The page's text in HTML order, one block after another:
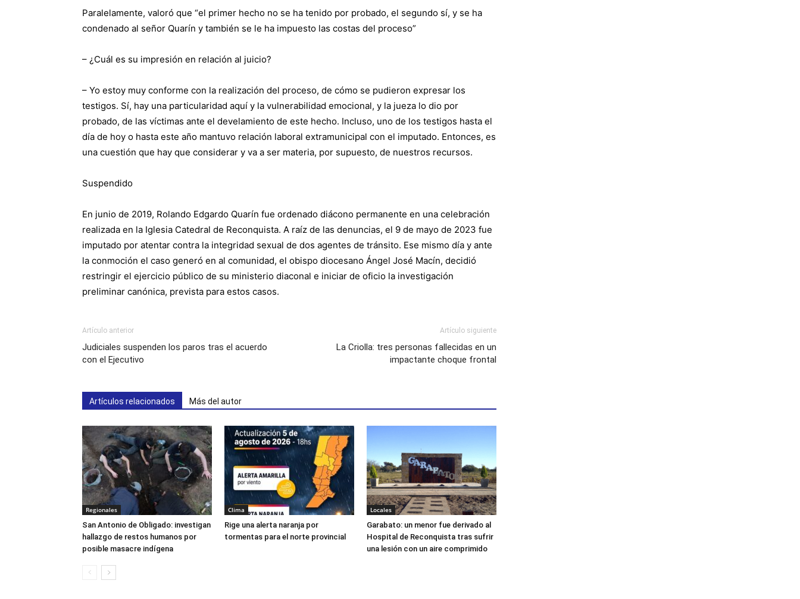
Paralelamente, valoró que “el primer hecho no se ha tenido por probado, el segundo sí, y se ha
condenado al señor Quarín y también se le ha impuesto las costas del proceso”
– ¿Cuál es su impresión en relación al juicio?
– Yo estoy muy conforme con la realización del proceso, de cómo se pudieron expresar los
testigos. Sí, hay una particularidad aquí y la vulnerabilidad emocional, y la jueza lo dio por
probado, de las víctimas ante el develamiento de este hecho. Incluso, uno de los testigos hasta el
día de hoy o hasta este año mantuvo relación laboral extramunicipal con el imputado. Entonces, es
una cuestión que hay que considerar y va a ser materia, por supuesto, de nuestros recursos.
Suspendido
En junio de 2019, Rolando Edgardo Quarín fue ordenado diácono permanente en una celebración
realizada en la Iglesia Catedral de Reconquista. A raíz de las denuncias, el 9 de mayo de 2023 fue
imputado por atentar contra la integridad sexual de dos agentes de tránsito. Ese mismo día y ante
la conmoción el caso generó en al comunidad, el obispo diocesano Ángel José Macín, decidió
restringir el ejercicio público de su ministerio diaconal e iniciar de oficio la investigación
preliminar canónica, prevista para estos casos.
Artículo anterior
Judiciales suspenden los paros tras el acuerdo
con el Ejecutivo
Artículo siguiente
La Criolla: tres personas fallecidas en un
impactante choque frontal
Artículos relacionados Más del autor
Regionales
San Antonio de Obligado: investigan
hallazgo de restos humanos por
posible masacre indígena
Clima
Rige una alerta naranja por
tormentas para el norte provincial
Locales
Garabato: un menor fue derivado al
Hospital de Reconquista tras sufrir
una lesión con un aire comprimido